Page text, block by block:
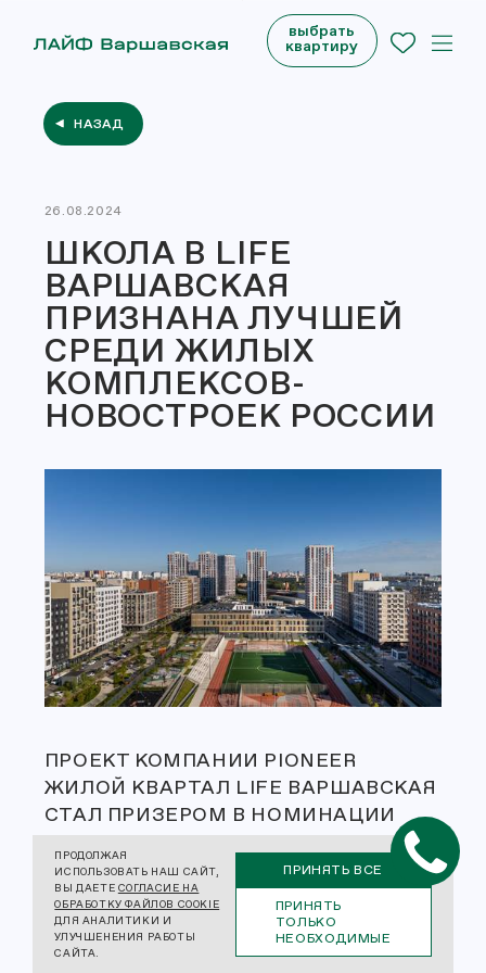
НАЗАД
26.08.2024
ШКОЛА В LIFE
ВАРШАВСКАЯ
ПРИЗНАНА ЛУЧШЕЙ
СРЕДИ ЖИЛЫХ
КОМПЛЕКСОВ-
НОВОСТРОЕК РОССИИ
ПРОЕКТ КОМПАНИИ PIONEER
ЖИЛОЙ КВАРТАЛ LIFE ВАРШАВСКАЯ
СТАЛ ПРИЗЕРОМ В НОМИНАЦИИ
«ЛУЧШАЯ ШКОЛА
ОТ ЗАСТРОЙЩИКА» КРУПНЕЙШЕГО
ОТРАСЛЕВОГО
ГРАДОСТРОИТЕЛЬНОГО КОНКУРСА
НОВОСТРОЕК «ТОП ЖК ЛЕТНИЙ
выбрать
квартиру
ПРОДОЛЖАЯ
ИСПОЛЬЗОВАТЬ НАШ САЙТ,
ВЫ ДАЕТЕ СОГЛАСИЕ НА
ОБРАБОТКУ ФАЙЛОВ COOKIE
ДЛЯ АНАЛИТИКИ И
УЛУЧШЕНЕНИЯ РАБОТЫ
САЙТА.
ПРИНЯТЬ ВСЕ
ПРИНЯТЬ
ТОЛЬКО
НЕОБХОДИМЫЕ